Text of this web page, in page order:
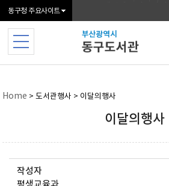
동구청 주요사이트
Home > 도서관행사 > 이달의행사
이달의행사
작성자